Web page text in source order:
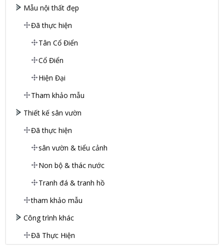
Mẫu nội thất đẹp
Đã thực hiện
Tân Cổ Điển
Cổ Điển
Hiện Đại
Tham khảo mẫu
Thiết kế sân vườn
Đã thực hiện
sân vườn & tiểu cảnh
Non bộ & thác nước
Tranh đá & tranh hồ
tham khảo mẫu
Công trình khác
Đã Thực Hiện